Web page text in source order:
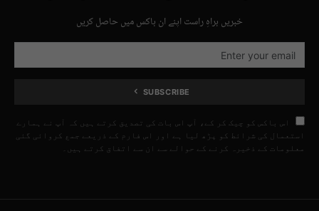
خبریں براہِ راست اپنے ان باکس میں حاصل کریں
SUBSCRIBE
اس باکس کو چیک کر کے، آپ اس بات کی تصدیق کرتے ہیں کہ آپ نے ہمارے
استعمال کی شرائط کو پڑھ لیا ہے اور اس فارم کے ذریعے جمع کروائی گئی
معلومات کے ذخیرہ کرنے کے حوالے سے ان سے اتفاق کرتے ہیں۔